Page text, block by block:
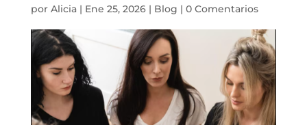
por Alicia| Ene 25, 2026| Blog | 0 Comentarios